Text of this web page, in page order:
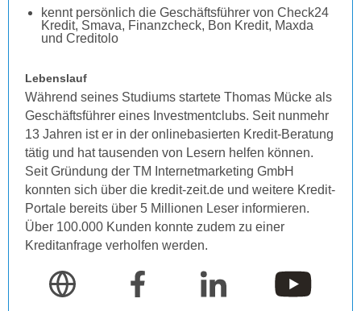
kennt persönlich die Geschäftsführer von Check24
Kredit, Smava, Finanzcheck, Bon Kredit, Maxda
und Creditolo
Lebenslauf
Während seines Studiums startete Thomas Mücke als
Geschäftsführer eines Investmentclubs. Seit nunmehr
13 Jahren ist er in der onlinebasierten Kredit-Beratung
tätig und hat tausenden von Lesern helfen können.
Seit Gründung der TM Internetmarketing GmbH
konnten sich über die kredit-zeit.de und weitere Kredit-
Portale bereits über 5 Millionen Leser informieren.
Über 100.000 Kunden konnte zudem zu einer
Kreditanfrage verholfen werden.